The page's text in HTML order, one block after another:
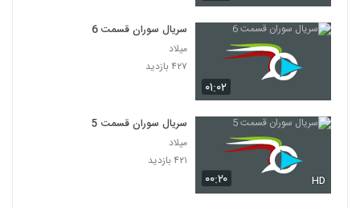
۰۱:۰۲
سریال سوران قسمت 6
میلاد
۴۲۷ بازدید
۰۰:۲۰ HD
سریال سوران قسمت 5
میلاد
۴۲۱ بازدید